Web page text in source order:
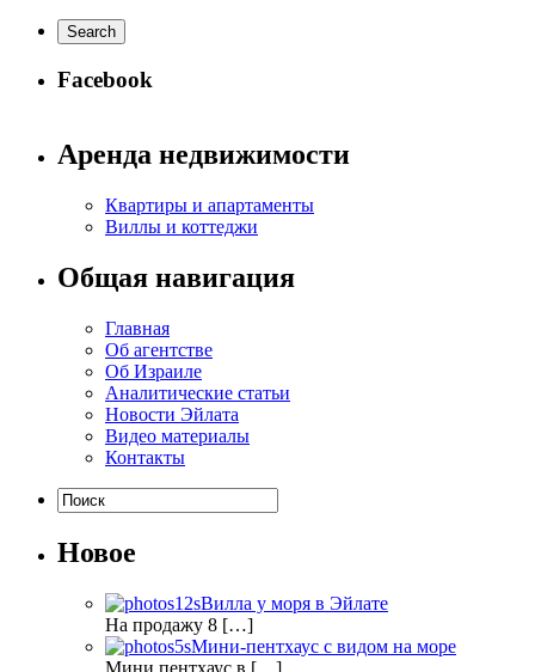
Facebook
Аренда недвижимости
Квартиры и апартаменты
Виллы и коттеджи
Общая навигация
Главная
Об агентстве
Об Израиле
Аналитические статьи
Новости Эйлата
Видео материалы
Контакты
Новое
Вилла у моря в Эйлате
На продажу 8 […]
Мини-пентхаус с видом на море
Мини пентхаус в […]